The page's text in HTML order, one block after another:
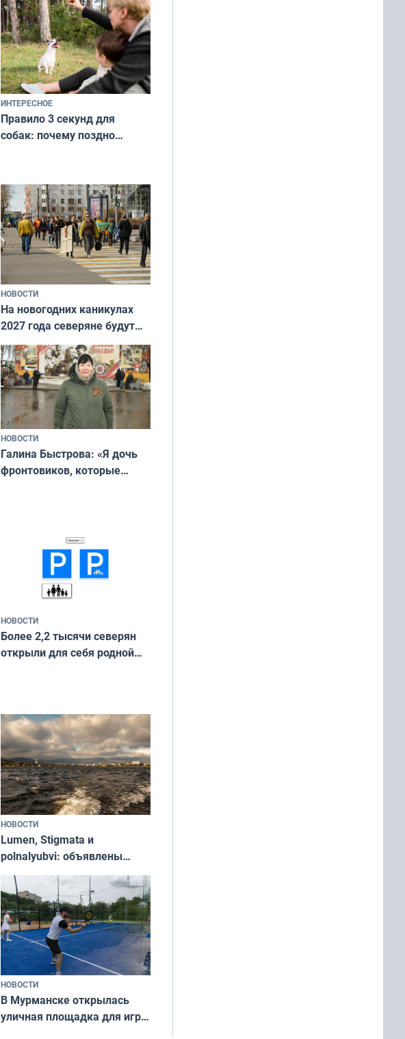
ИНТЕРЕСНОЕ
Правило 3 секунд для
собак: почему поздно
питомцу всё сразу и без
криков
НОВОСТИ
На новогодних каникулах
2027 года северяне будут
отдыхать 11 дней
НОВОСТИ
Галина Быстрова: «Я дочь
фронтовиков, которые
НОВОСТИ
Более 2,2 тысячи северян
открыли для себя родной
НОВОСТИ
Lumen, Stigmata и
polnalyubvi: объявлены
хедлайнеры фестиваля
«Имандра» в 2026 года
НОВОСТИ
В Мурманске открылась
уличная площадка для игры